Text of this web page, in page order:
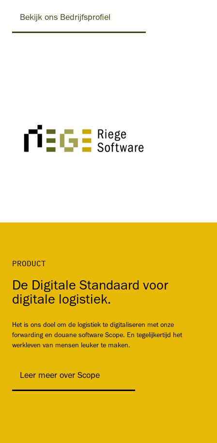
Bekijk ons Bedrijfsprofiel
PRODUCT
De Digitale Standaard voor
digitale logistiek.
Het is ons doel om de logistiek te digitaliseren met onze
forwarding en douane software Scope. En tegelijkertijd het
werkleven van mensen leuker te maken.
Leer meer over Scope